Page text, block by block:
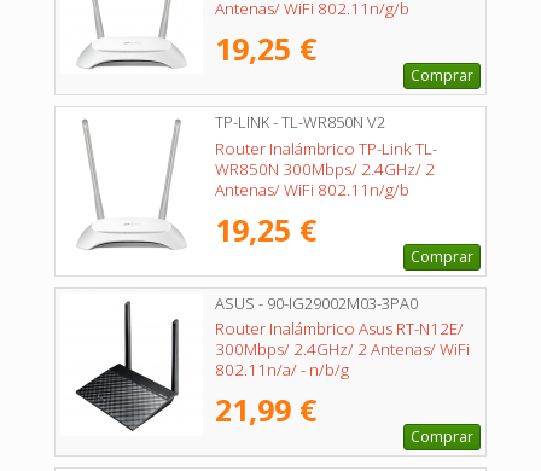
Antenas/ WiFi 802.11n/g/b
19,25 €
Comprar
TP-LINK - TL-WR850N V2
Router Inalámbrico TP-Link TL-
WR850N 300Mbps/ 2.4GHz/ 2
Antenas/ WiFi 802.11n/g/b
19,25 €
Comprar
ASUS - 90-IG29002M03-3PA0
Router Inalámbrico Asus RT-N12E/
300Mbps/ 2.4GHz/ 2 Antenas/ WiFi
802.11n/a/ - n/b/g
21,99 €
Comprar